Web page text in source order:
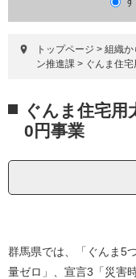
て
トップページ > 組織か
ン推進課 > ぐんま住
文
ぐんま住宅用
0円事業
群馬県では、「ぐんま5
量ゼロ」、宣言3「災害